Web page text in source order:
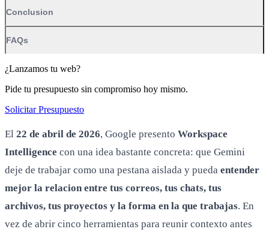
Conclusion
FAQs
¿Lanzamos tu web?
Pide tu presupuesto sin compromiso hoy mismo.
Solicitar Presupuesto
El 22 de abril de 2026, Google presento Workspace
Intelligence con una idea bastante concreta: que Gemini
deje de trabajar como una pestana aislada y pueda entender
mejor la relacion entre tus correos, tus chats, tus
archivos, tus proyectos y la forma en la que trabajas. En
vez de abrir cinco herramientas para reunir contexto antes